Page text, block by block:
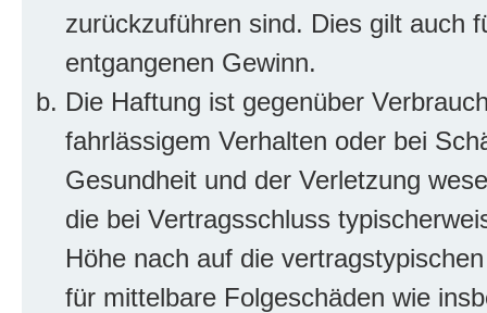
zurückzuführen sind. Dies gilt auch
entgangenen Gewinn.
Die Haftung ist gegenüber
fahrlässigem Verhalten oder bei
Gesundheit und der Verletzung
die bei Vertragsschluss
Höhe nach auf die
für mittelbare Folgeschäden wie